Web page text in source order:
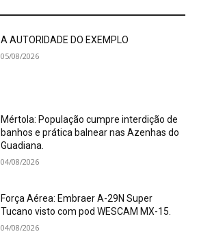
A AUTORIDADE DO EXEMPLO
05/08/2026
Mértola: População cumpre interdição de
banhos e prática balnear nas Azenhas do
Guadiana.
04/08/2026
Força Aérea: Embraer A-29N Super
Tucano visto com pod WESCAM MX-15.
04/08/2026